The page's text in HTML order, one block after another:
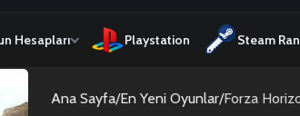
Hesapları Playstation Steam
Ana Sayfa En Yeni Oyunlar Forza